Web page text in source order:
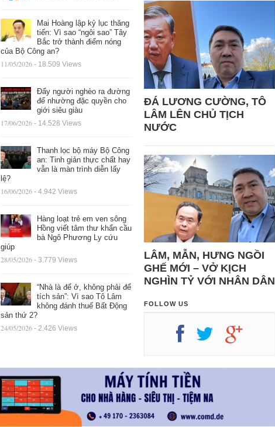
Mai Hoàng lập kỷ lục thăng
tiến: Vì sao “ngôi sao” Tây
Bắc trở thành điểm nóng
của Bộ Công an?
11/05/2026 - 18.509 Views
Đẩy người nghèo ra đường
để nhường đặc quyền cho
giới siêu giàu
17/06/2026 - 14.528 Views
Thanh lọc bộ máy Bộ Công
an: Tinh giản thực chất hay
vẫn là màn trình diễn lấy
lệ?
16/06/2026 - 4.942 Views
Hàng loạt trẻ em ven sông
Hồng viết tâm thư khẩn cầu
bà Ngô Phương Ly cứu
giúp
28/05/2026 - 3.779 Views
“Nhà là để ở, không phải để
tích sản”: Vì sao Tô Lâm
không đánh thuế Bất Động
sản thứ 2?
24/05/2026 - 2.426 Views
ĐÁ LƯƠNG CƯỜNG, TÔ
LÂM LÊN CHỦ TỊCH
NƯỚC
LÂM, MẪN, HƯNG NGỒI
GHẾ MỚI – VỞ KỊCH
NGHÌN TỶ VỚI NHÂN DÂN
FOLLOW US